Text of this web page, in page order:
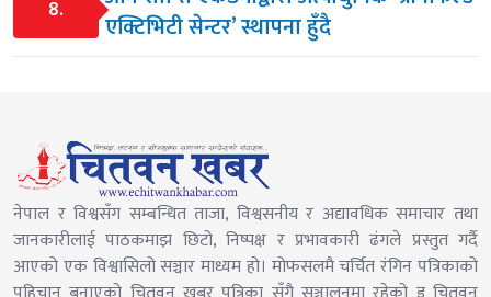
8.
एक्टिभिटी सेन्टर’ स्थापना हुँदै
नेपाल र विश्वसँग सम्बन्धित ताजा, विश्वसनीय र अद्यावधिक समाचार तथा
जानकारीलाई पाठकमाझ छिटो, निष्पक्ष र प्रभावकारी ढंगले प्रस्तुत गर्दै
आएको एक विश्वासिलो सञ्चार माध्यम हो। मोफसलमै चर्चित रंगिन पत्रिकाको